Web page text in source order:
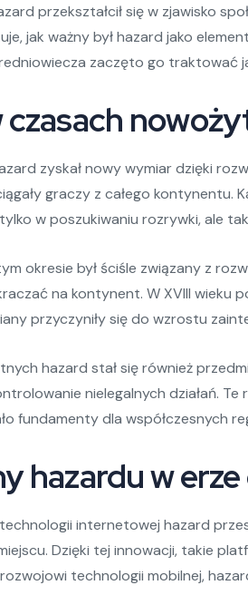
przekształcił się w zjawisko
jak ważny był hazard jako
zaczęto go traktować
czasach
zyskał nowy wymiar dzięki
graczy z całego kontynentu.
w poszukiwaniu rozrywki, ale
okresie był ściśle związany z
na kontynent. W XVIII
przyczyniły się do wzrostu
hazard stał się również
nielegalnych działań.
fundamenty dla współczesnych
hazardu w
internetowej hazard
Dzięki tej innowacji, takie
technologii mobilnej,